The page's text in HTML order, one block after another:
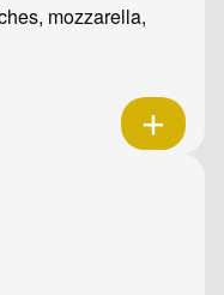
mozzarella,